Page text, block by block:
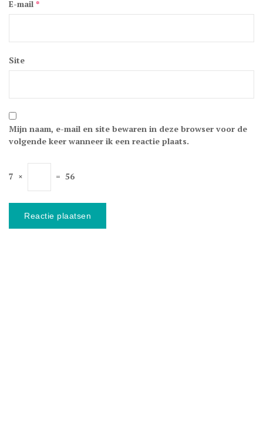
E-mail *
Site
Mijn naam, e-mail en site bewaren in deze browser voor de
volgende keer wanneer ik een reactie plaats.
7 × = 56